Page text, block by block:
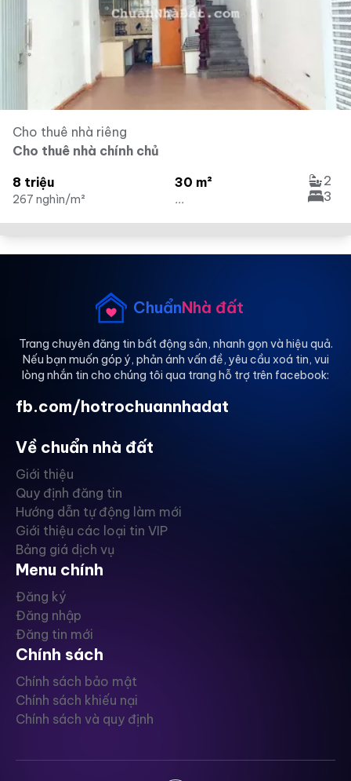
Cho thuê nhà riêng
Cho thuê nhà chính chủ
8 triệu
267 nghìn/m²
30 m²
...
2
3
ChuẩnNhà đất
Trang chuyên đăng tin bất động sản, nhanh gọn và hiệu quả.
Nếu bạn muốn góp ý, phản ánh vấn đề, yêu cầu xoá tin, vui
lòng nhắn tin cho chúng tôi qua trang hỗ trợ trên facebook:
fb.com/hotrochuannhadat
Về chuẩn nhà đất
Giới thiệu
Quy định đăng tin
Hướng dẫn tự động làm mới
Giới thiệu các loại tin VIP
Bảng giá dịch vụ
Menu chính
Đăng ký
Đăng nhập
Đăng tin mới
Chính sách
Chính sách bảo mật
Chính sách khiếu nại
Chính sách và quy định